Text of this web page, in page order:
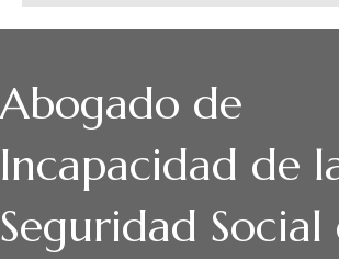
Abogado de
Incapacidad de
Seguridad Social